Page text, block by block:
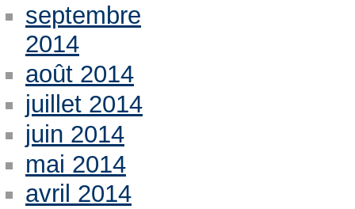
septembre
2014
août 2014
juillet 2014
juin 2014
mai 2014
avril 2014